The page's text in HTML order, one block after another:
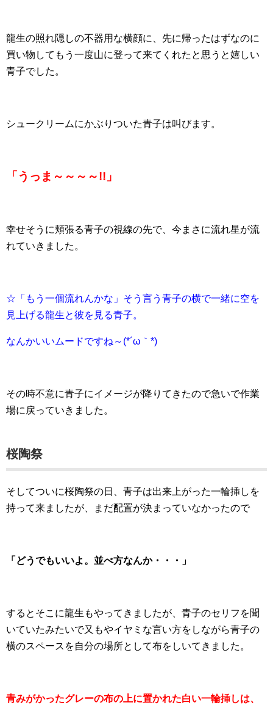
龍生の照れ隠しの不器用な横顔に、先に帰ったはずなのに
買い物してもう一度山に登って来てくれたと思うと嬉しい
青子でした。
シュークリームにかぶりついた青子は叫びます。
「うっま～～～～!!」
幸せそうに頬張る青子の視線の先で、今まさに流れ星が流
れていきました。
☆「もう一個流れんかな」そう言う青子の横で一緒に空を
見上げる龍生と彼を見る青子。
なんかいいムードですね～(*´ω｀*)
その時不意に青子にイメージが降りてきたので急いで作業
場に戻っていきました。
桜陶祭
そしてついに桜陶祭の日、青子は出来上がった一輪挿しを
持って来ましたが、まだ配置が決まっていなかったので
「どうでもいいよ。並べ方なんか・・・」
するとそこに龍生もやってきましたが、青子のセリフを聞
いていたみたいで又もやイヤミな言い方をしながら青子の
横のスペースを自分の場所として布をしいてきました。
青みがかったグレーの布の上に置かれた白い一輪挿しは、